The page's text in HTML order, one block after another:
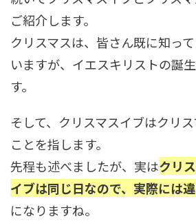
ご紹介します。
クリスマスは、皆さん既に知っ
いますが、イエスキリストの誕
す。
そして、クリスマスイブはクリ
ことを指します。
先程も述べましたが、実はクリ
イブは同じ日なので、実際には
になりますね。